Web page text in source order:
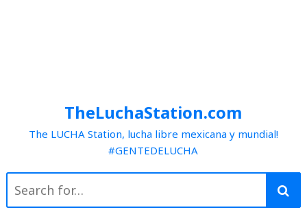
TheLuchaStation.com
The LUCHA Station, lucha libre mexicana y mundial!
#GENTEDELUCHA
for: